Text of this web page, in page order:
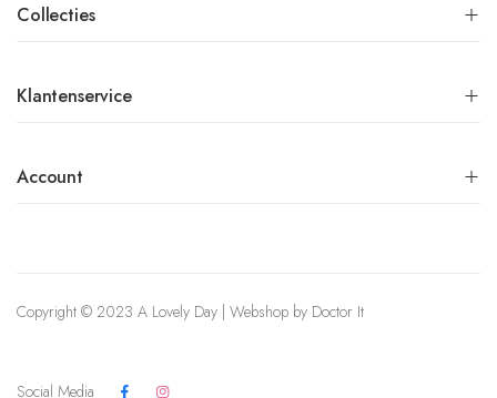
Collecties
Klantenservice
Account
Copyright © 2023 A Lovely Day | Webshop by Doctor It
Social Media